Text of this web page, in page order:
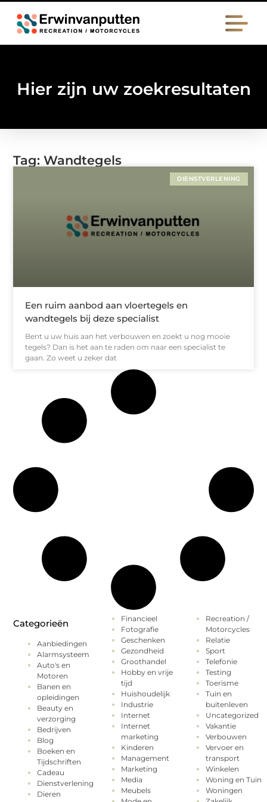
Hier zijn uw zoekresultaten
Tag: Wandtegels
DIENSTVERLENING
Een ruim aanbod aan vloertegels en
wandtegels bij deze specialist
Bent u uw huis aan het verbouwen en zoekt u nog mooie
tegels? Dan is het aan te raden om naar een specialist te
gaan. Zo weet u zeker dat
Categorieën
Aanbiedingen
Alarmsysteem
Auto's en
Motoren
Banen en
opleidingen
Beauty en
verzorging
Bedrijven
Blog
Boeken en
Tijdschriften
Cadeau
Dienstverlening
Dieren
Financieel
Fotografie
Geschenken
Gezondheid
Groothandel
Hobby en vrije
tijd
Huishoudelijk
Industrie
Internet
Internet
marketing
Kinderen
Management
Marketing
Media
Meubels
Recreation /
Motorcycles
Relatie
Sport
Telefonie
Testing
Toerisme
Tuin en
buitenleven
Uncategorized
Vakantie
Verbouwen
Vervoer en
transport
Winkelen
Woning en Tuin
Woningen